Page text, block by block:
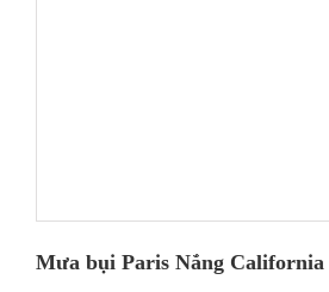
Mưa bụi Paris Nắng California